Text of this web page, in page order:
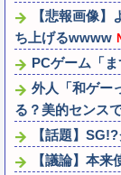
【悲報画像
ち上げるwwww
PCゲーム「
外人「和ゲー
る？美的センス
【話題】
【議論】本来